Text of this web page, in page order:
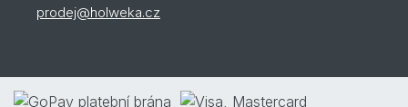
prodej@holweka.cz